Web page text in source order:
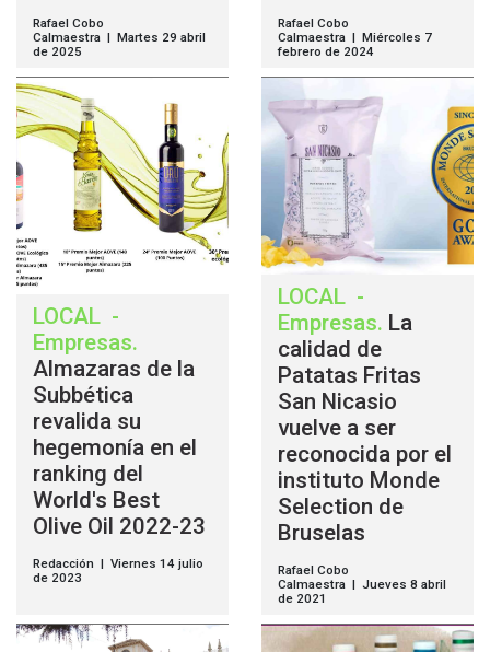
Rafael Cobo
Calmaestra | Martes 29 abril
de 2025
Rafael Cobo
Calmaestra | Miércoles 7
febrero de 2024
LOCAL -
Empresas.
Almazaras de la
Subbética
revalida su
hegemonía en el
ranking del
World's Best
Olive Oil 2022-23
Redacción | Viernes 14 julio
de 2023
LOCAL -
Empresas. La
calidad de
Patatas Fritas
San Nicasio
vuelve a ser
reconocida por el
instituto Monde
Selection de
Bruselas
Rafael Cobo
Calmaestra | Jueves 8 abril
de 2021